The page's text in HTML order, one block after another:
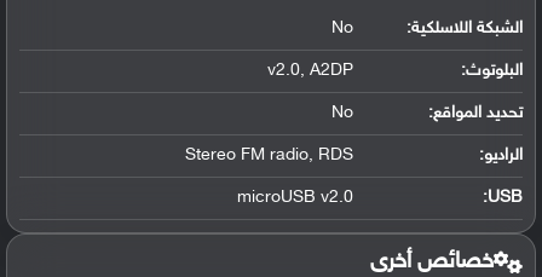
الشبكة اللاسلكية: No
البلوتوث:
v2.0, A2DP
تحديد المواقع:
No
الراديو: Stereo FM radio, RDS
USB
:
microUSB v2.0
خصائص أخرى